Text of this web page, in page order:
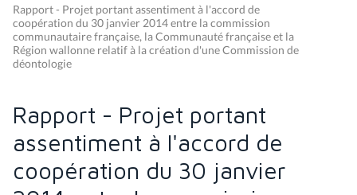
Rapport - Projet portant assentiment à l'accord de
coopération du 30 janvier 2014 entre la commission
communautaire française, la Communauté française et la
Région wallonne relatif à la création d'une Commission de
déontologie
Rapport - Projet portant
assentiment à l'accord de
coopération du 30 janvier